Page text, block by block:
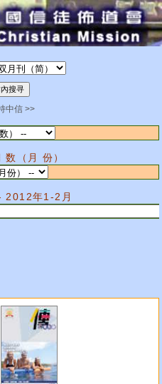
中信 >>
（月 份）
2012年1-2月